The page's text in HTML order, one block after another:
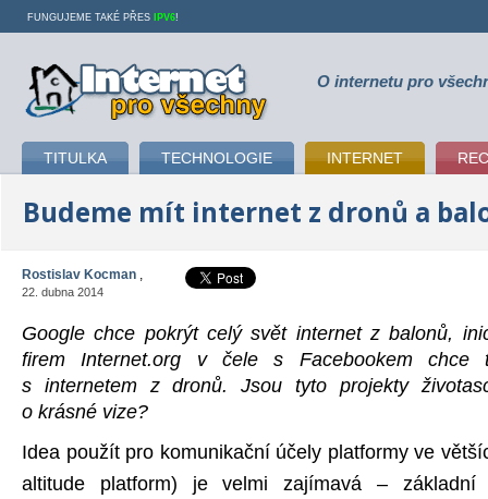
Internet pro všechny O internetu pro
TITULKA TECHNOLOGIE INTERNET
FUNGUJEME TAKÉ PŘES IPV6!
Budeme mít internet z dronů a
Rostislav Kocman
22. dubna 2014
Google chce pokrýt celý svět internet z balonů,
firem Internet.org v čele s Facebookem chce
s internetem z dronů. Jsou tyto projekty
o krásné vize?
Idea použít pro komunikační účely platformy ve
altitude platform) je velmi zajímavá – základní